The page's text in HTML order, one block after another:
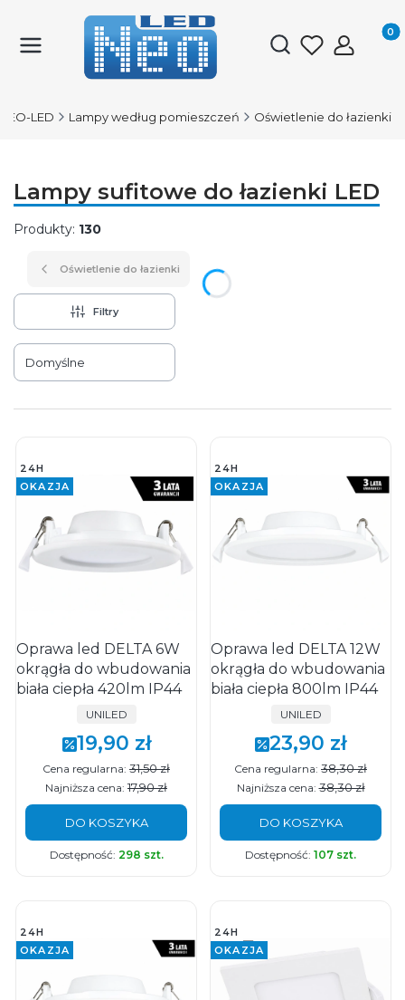
Otwórz
NEO-LED Lampy według pomieszczeń Oświetlenie do łazienki
Lampy sufitowe do łazienki LED
Produkty: 130
Oświetlenie do łazienki
Filtry
Lista produktów
Domyślne
24H
OKAZJA
Oprawa led DELTA 6W
okrągła do wbudowania
biała ciepła 420lm IP44
PRODUCENT
UNILED
Cena promocyjna
19,90 zł
Cena regularna: 31,50 zł
Najniższa cena: 17,90 zł
DO KOSZYKA
Dostępność: 298 szt.
24H
OKAZJA
Oprawa led DELTA 12W
okrągła do wbudowania
biała ciepła 800lm IP44
PRODUCENT
UNILED
Cena promocyjna
23,90 zł
Cena regularna: 38,30 zł
Najniższa cena: 38,30 zł
DO KOSZYKA
Dostępność: 107 szt.
24H
OKAZJA
24H
OKAZJA